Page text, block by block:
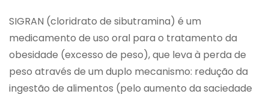
SIGRAN (cloridrato de sibutramina) é um
medicamento de uso oral para o tratamento da
obesidade (excesso de peso), que leva à perda de
peso através de um duplo mecanismo: redução da
ingestão de alimentos (pelo aumento da saciedade